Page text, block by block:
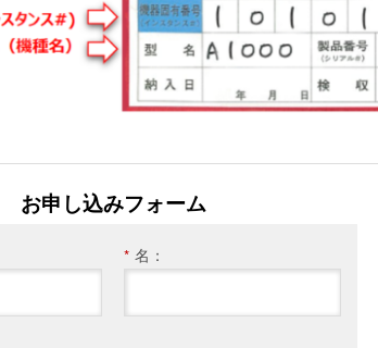
お申し込みフォーム
* 名：